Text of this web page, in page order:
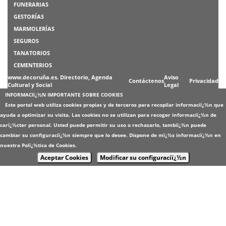
FUNERARIAS
GESTORÍAS
MARMOLERÍAS
SEGUROS
TANATORIOS
CEMENTERIOS
www.decoruña.es. Directorio, Agenda
Cultural y Social
ContáctenosAviso
Legal
Privacidad
INFORMACIï¿½N IMPORTANTE SOBRE COOKIES
Este portal web utiliza cookies propias y de terceros para recopilar informaciï¿½n que
ayuda a optimizar su visita. Las cookies no se utilizan para recoger informaciï¿½n de
carï¿½cter personal. Usted puede permitir su uso o rechazarlo, tambiï¿½n puede
cambiar su configuraciï¿½n siempre que lo desee. Dispone de mï¿½s informaciï¿½n en
nuestra Polï¿½tica de Cookies.